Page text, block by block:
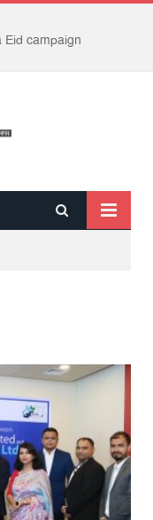
Eid campaign